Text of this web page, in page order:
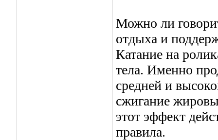
Можно ли
отдыха и
Катание на
тела. Именно
средней и
сжигание
этот эффект
правила.